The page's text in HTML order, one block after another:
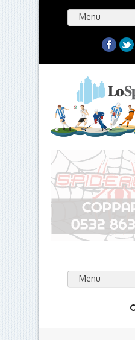
- Menu -
- Menu -